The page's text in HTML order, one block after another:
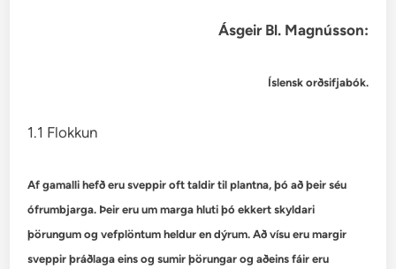
Ásgeir Bl. Magnússon:
Íslensk orðsifjabók.
1.1 Flokkun
Af gamalli hefð eru sveppir oft taldir til plantna, þó að þeir séu
ófrumbjarga. Þeir eru um marga hluti þó ekkert skyldari
þörungum og vefplöntum heldur en dýrum. Að vísu eru margir
sveppir þráðlaga eins og sumir þörungar og aðeins fáir eru